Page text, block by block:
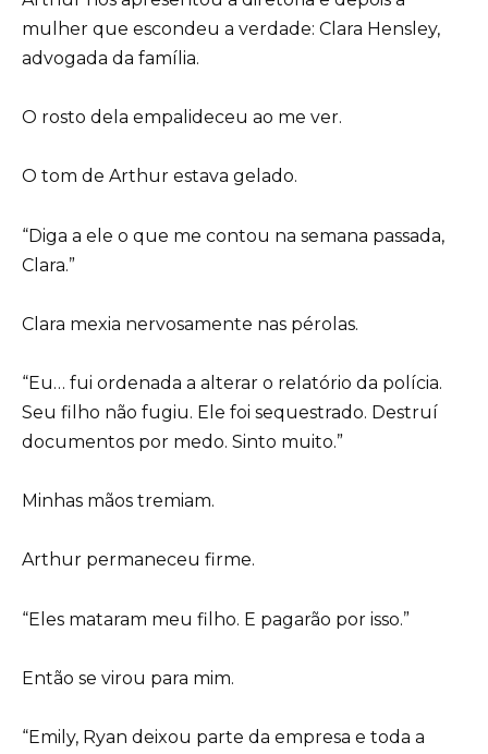
mulher que escondeu a verdade: Clara Hensley,
advogada da família.
O rosto dela empalideceu ao me ver.
O tom de Arthur estava gelado.
“Diga a ele o que me contou na semana passada,
Clara.”
Clara mexia nervosamente nas pérolas.
“Eu… fui ordenada a alterar o relatório da polícia.
Seu filho não fugiu. Ele foi sequestrado. Destruí
documentos por medo. Sinto muito.”
Minhas mãos tremiam.
Arthur permaneceu firme.
“Eles mataram meu filho. E pagarão por isso.”
Então se virou para mim.
“Emily, Ryan deixou parte da empresa e toda a